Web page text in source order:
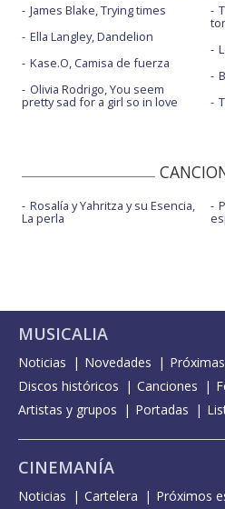
James Blake, Trying times
Ella Langley, Dandelion
Kase.O, Camisa de fuerza
Olivia Rodrigo, You seem
pretty sad for a girl so in love
Rosalía y Yahritza y su Esencia,
La perla
MUSICALIA
Noticias Novedades
Discos históricos
Canciones
Artistas y grupos
Portadas
CINEMANÍA
Noticias Cartelera Próximos